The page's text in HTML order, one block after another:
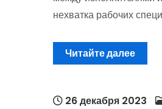
нехватка рабочих
Читайте далее
26 декабря 2023